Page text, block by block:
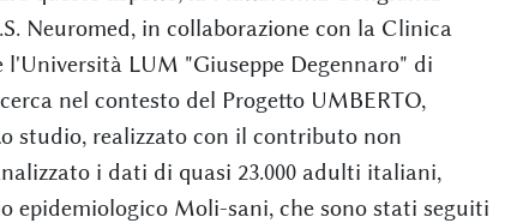
Neuromed, in collaborazione con la Clinica
LUM "Giuseppe Degennaro" di
nel contesto del Progetto UMBERTO,
studio, realizzato con il contributo non
i dati di quasi 23.000 adulti italiani,
epidemiologico Moli-sani, che sono stati seguiti